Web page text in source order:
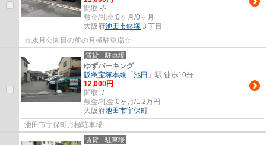
間取:-/-
敷金/礼金:0ヶ月/0ヶ月
大阪府池田市鉢塚 ３丁目
☆水月公園目の前の月極駐車場☆
賃貸｜駐車場
ゆずパーキング
阪急宝塚本線 「 池田 」駅 徒歩10分
12,000円
間取:-/-
敷金/礼金:0ヶ月/1.2万円
大阪府池田市宇保町
池田市宇保町月極駐車場
賃貸｜駐車場